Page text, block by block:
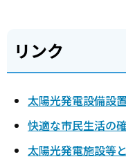
リンク
太陽光発電設備設
快適な市民生活の
太陽光発電施設等